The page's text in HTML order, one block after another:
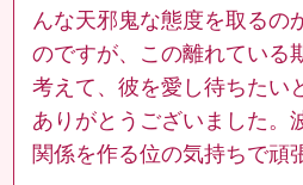
んな天邪鬼な態度を取るの
のですが、この離れている
考えて、彼を愛し待ちたい
ありがとうございました。
関係を作る位の気持ちで頑